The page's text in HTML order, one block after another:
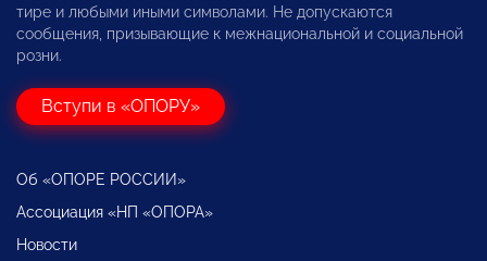
тире и любыми иными символами. Не допускаются
сообщения, призывающие к межнациональной и социальной
розни.
Вступи в «ОПОРУ»
Об «ОПОРЕ РОССИИ»
Ассоциация «НП «ОПОРА»
Новости